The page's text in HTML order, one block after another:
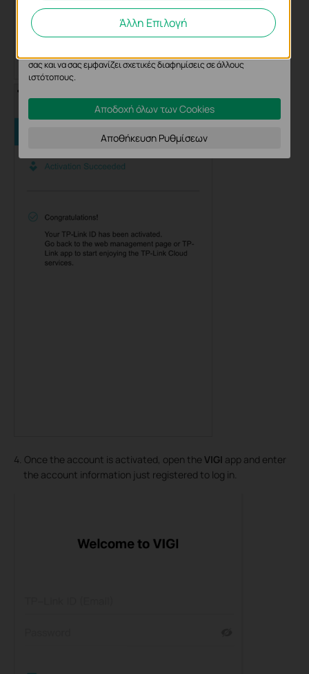
4. Once the account is activated, open the VIGI app and enter
the account information just registered to log in.
Άλλη Επιλογή
προσαρμόσουμε τη λειτουργικότητα του ιστότοπού μας.
Τα διαφημιστικά cookie μπορούν να ρυθμιστούν μέσω του
ιστότοπού μας από τους διαφημιστικούς μας συνεργάτες,
σας και να σας εμφανίζει σχετικές διαφημίσεις σε άλλους
ιστότοπους.
Αποδοχή όλων των Cookies
Αποθήκευση Ρυθμίσεων